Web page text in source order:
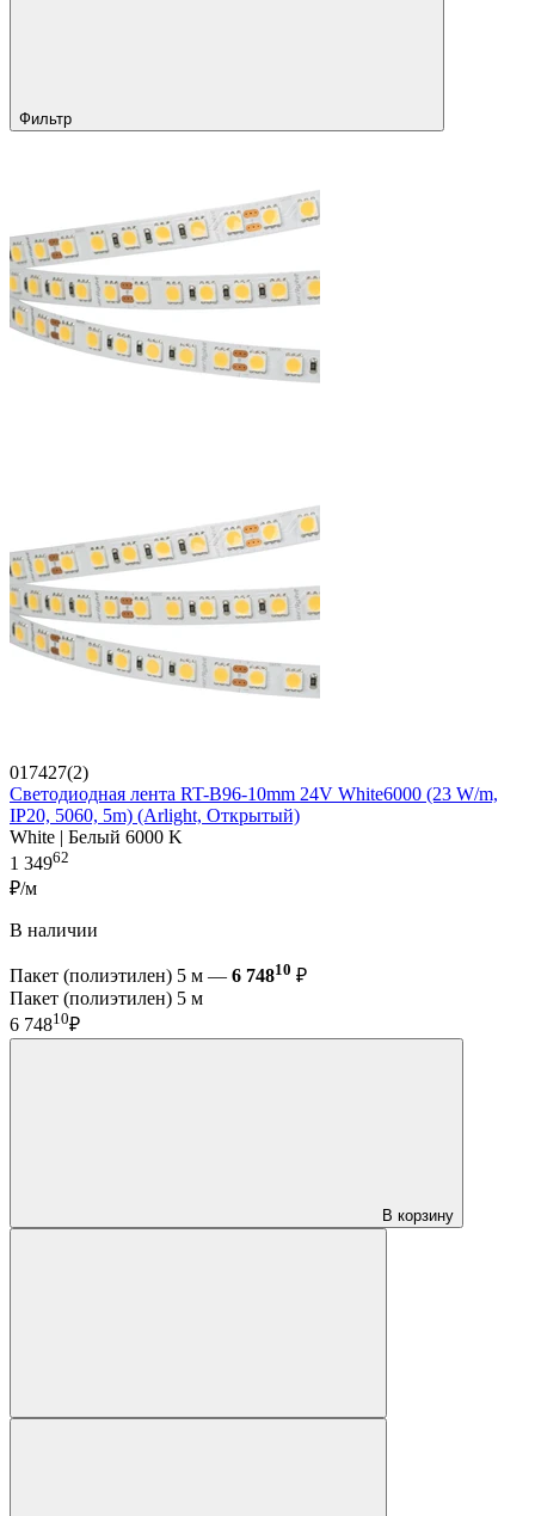
Фильтр
017427(2)
Светодиодная лента RT-B96-10mm 24V White6000 (23 W/m,
IP20, 5060, 5m) (Arlight, Открытый)
White | Белый 6000 K
1 34962
₽/м
В наличии
Пакет (полиэтилен) 5 м — 6 74810 ₽
Пакет (полиэтилен) 5 м
6 74810₽
В корзину